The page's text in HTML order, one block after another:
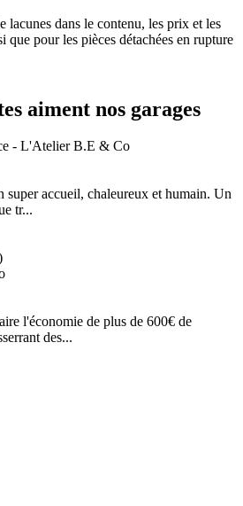
lacunes dans le contenu, les prix et les
que pour les pièces détachées en rupture
aiment nos garages
- L'Atelier B.E & Co
super accueil, chaleureux et humain. Un
tr...
l'économie de plus de 600€ de
des...